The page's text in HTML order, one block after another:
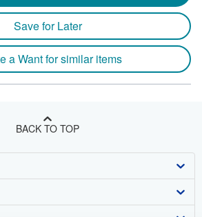
Save for Later
a Want for similar items
BACK TO TOP